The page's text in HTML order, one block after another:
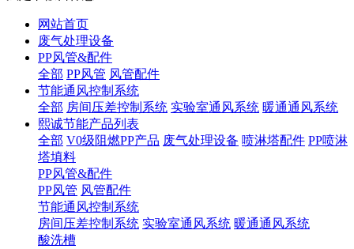
网站首页
废气处理设备
PP风管&配件
全部 PP风管 风管配件
节能通风控制系统
全部 房间压差控制系统 实验室通风系统 暖通通风系统
熙诚节能产品列表
全部 V0级阻燃PP产品 废气处理设备 喷淋塔配件 PP喷淋
塔填料
PP风管&配件
PP风管 风管配件
节能通风控制系统
房间压差控制系统 实验室通风系统 暖通通风系统
酸洗槽